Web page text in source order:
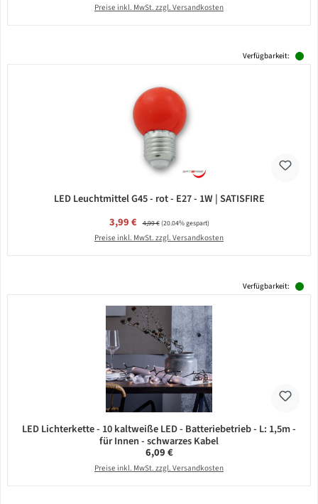
Preise inkl. MwSt. zzgl. Versandkosten
Verfügbarkeit:
LED Leuchtmittel G45 - rot - E27 - 1W | SATISFIRE
Verkaufspreis:
3,99 € Regulärer Preis:
4,99 €(20.04% gespart)
Preise inkl. MwSt. zzgl. Versandkosten
Verfügbarkeit:
LED Lichterkette - 10 kaltweiße LED - Batteriebetrieb - L: 1,5m -
für Innen - schwarzes Kabel
Regulärer Preis:
6,09 €
Preise inkl. MwSt. zzgl. Versandkosten